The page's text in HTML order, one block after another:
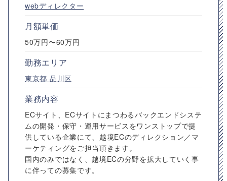
webディレクター
月額単価
50万円〜60万円
勤務エリア
東京都 品川区
業務内容
ECサイト、ECサイトにまつわるバックエンドシステ
ムの開発・保守・運用サービスをワンストップで提
供している企業にて、越境ECのディレクション／マ
ーケティングをご担当頂きます。
国内のみではなく、越境ECの分野を拡大していく事
に伴っての募集です。